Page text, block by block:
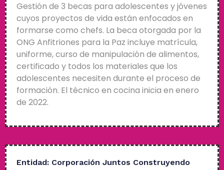
Gestión de 3 becas para adolescentes y jóvenes
cuyos proyectos de vida están enfocados en
formarse como chefs. La beca otorgada por la
ONG Anfitriones para la Paz incluye matrícula,
uniforme, curso de manipulación de alimentos,
certificado y todos los materiales que los
adolescentes necesiten durante el proceso de
formación. El técnico en cocina inicia en enero
de 2022.
Entidad: Corporación Juntos Construyendo